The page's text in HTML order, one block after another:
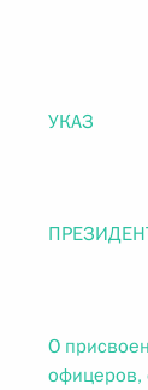
УКАЗ
О
офицеров,